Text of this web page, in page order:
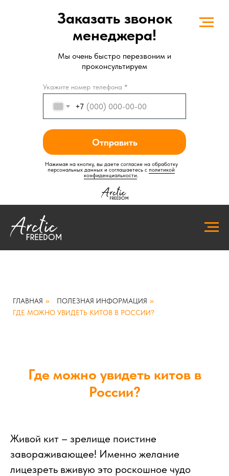
+7
Отправить
Заказать звонок
менеджера!
Мы очень быстро перезвоним и
проконсультируем
Нажимая на кнопку, вы даете согласие на обработку
персональных данных и соглашаетесь c политикой
конфиденциальности.
Укажите номер телефона *
ГЛАВНАЯ » ПОЛЕЗНАЯ ИНФОРМАЦИЯ »
ГДЕ МОЖНО УВИДЕТЬ КИТОВ В РОССИИ?
Где можно увидеть китов в
России?
Живой кит – зрелище поистине
завораживающее! Именно желание
лицезреть вживую это роскошное чудо